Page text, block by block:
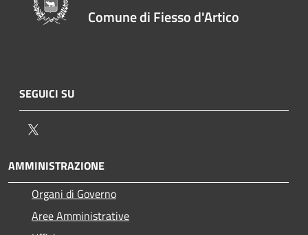
Comune di Fiesso d'Artico
SEGUICI SU
AMMINISTRAZIONE
Organi di Governo
Aree Amministrative